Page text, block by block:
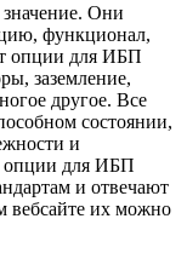
Они
функционал,
опции для ИБП
заземление,
другое. Все
состоянии,
и
опции для ИБП
и отвечают
вебсайте их можно